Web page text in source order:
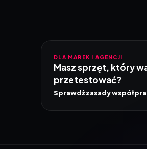
DLA MAREK I AGENCJI
Masz sprzęt, który
przetestować?
Sprawdź zasady